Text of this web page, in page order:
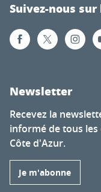
Suivez-nous
Newsletter
Recevez la
informé de tous
Côte d'Azur.
Je m'abonne